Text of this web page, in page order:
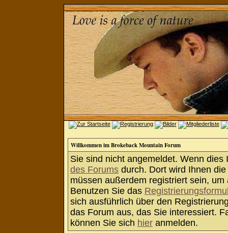
Willkommen im Brokeback Mountain Forum
Sie sind nicht angemeldet. Wenn
des Forums durch. Dort wird Ihnen
müssen außerdem registriert sein,
Benutzen Sie das
sich ausführlich über den
das Forum aus, das Sie interessiert.
können Sie sich hier anmelden.